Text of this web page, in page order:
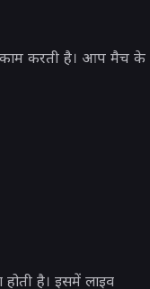
काम करती है। आप मैच के
है। इसमें लाइव